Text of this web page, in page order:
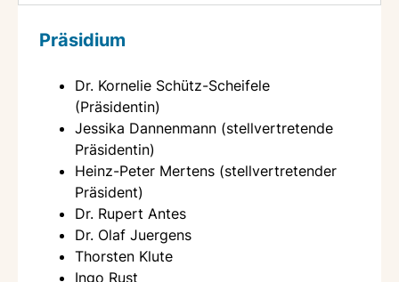
Präsidium
Dr. Kornelie Schütz-Scheifele
(Präsidentin)
Jessika Dannenmann (stellvertretende
Präsidentin)
Heinz-Peter Mertens (stellvertretender
Präsident)
Dr. Rupert Antes
Dr. Olaf Juergens
Thorsten Klute
Ingo Rust